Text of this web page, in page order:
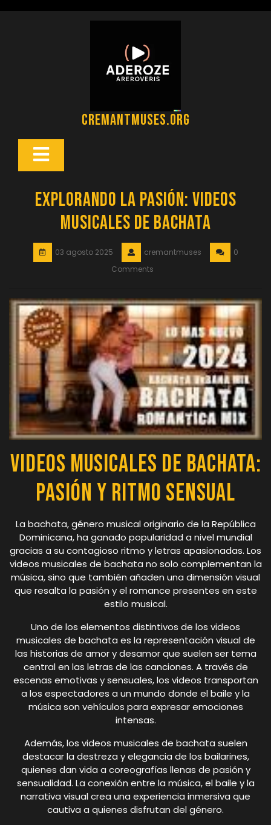
cremantmuses.org
Botón
Explorando la Pasión: Videos
Musicales de Bachata
03 agosto 2025 cremantmuses
0
Comments
Videos Musicales de Bachata:
Pasión y Ritmo Sensual
La bachata, género musical originario de la República
Dominicana, ha ganado popularidad a nivel mundial
gracias a su contagioso ritmo y letras apasionadas. Los
videos musicales de bachata no solo complementan la
música, sino que también añaden una dimensión visual
que resalta la pasión y el romance presentes en este
estilo musical.
Uno de los elementos distintivos de los videos
musicales de bachata es la representación visual de
las historias de amor y desamor que suelen ser tema
central en las letras de las canciones. A través de
escenas emotivas y sensuales, los videos transportan
a los espectadores a un mundo donde el baile y la
música son vehículos para expresar emociones
intensas.
Además, los videos musicales de bachata suelen
destacar la destreza y elegancia de los bailarines,
quienes dan vida a coreografías llenas de pasión y
sensualidad. La conexión entre la música, el baile y la
narrativa visual crea una experiencia inmersiva que
cautiva a quienes disfrutan del género.